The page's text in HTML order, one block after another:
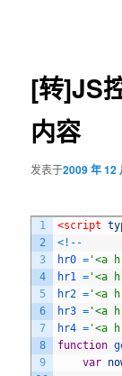
容
区
域
[转]JS
内容
发表于2009 年 12
1
2
3
4
5
6
7
8
9
<script
< ! --
hr0 = '<a
hr1
= '<a
hr2 = '<a
hr3 = '<a
hr4 = '<a
function
var